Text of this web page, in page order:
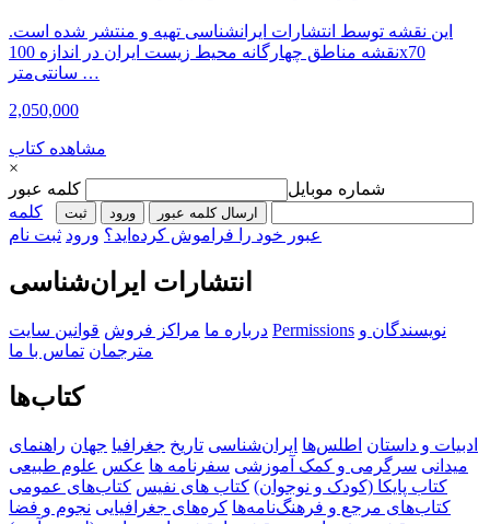
این نقشه توسط انتشارات ایرانشناسی تهیه و منتشر شده است.
نقشه مناطق چهارگانه محیط زیست ایران در اندازه 100x70
سانتی‌متر …
2,050,000
مشاهده کتاب
×
شماره موبایل
کلمه عبور
ارسال کلمه عبور ورود ثبت‌
کلمه
عبور خود را فراموش کرده‌اید؟ ورود ثبت نام
انتشارات ایران‌شناسی
درباره ما مراکز فروش قوانین سایت Permissions نویسندگان و
مترجمان تماس با ما
کتاب‌ها
ادبیات و داستان اطلس‌ها ایران‌شناسی تاریخ جغرافیا جهان راهنمای
میدانی سرگرمی و کمک آموزشی سفرنامه‌ ها عکس علوم طبیعی
کتاب‌ پایکا (کودک و نوجوان) کتاب های نفیس کتاب‌های عمومی
کتاب‌های مرجع و فرهنگ‌نامه‌ها کره‌های جغرافیایی نجوم و فضا